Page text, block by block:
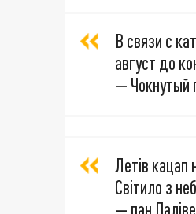
В связи с
август до
— Чокнутый
Летів кацап
Світило з
— пан